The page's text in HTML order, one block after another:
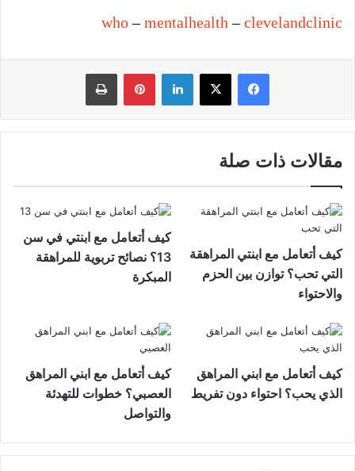
who–mentalhealth –clevelandclinic
فيسبوك لينكدإن بينتيريست
مقالات ذات صلة
كيف أتعامل مع ابنتي المراهقة
التي تحب؟ توازن بين الحزم
والاحتواء
كيف أتعامل مع ابنتي في سن
13؟ نصائح تربوية للمراهقة
المبكرة
كيف أتعامل مع ابني المراهق
الذي يحب؟ احتواء دون تفريط
كيف أتعامل مع ابني المراهق
العصبي؟ خطوات للتهدئة
والتواصل